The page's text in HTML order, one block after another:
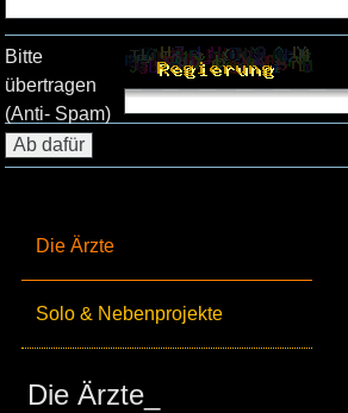
Die Ärzte
Solo & Nebenprojekte
Die Ärzte_
Bitte
übertragen
(Anti- Spam)